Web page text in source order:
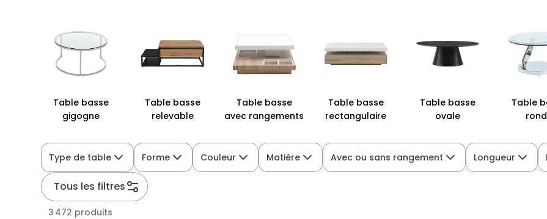
Table basse
gigogne
Table basse
relevable
Table basse
avec rangements
Table basse
rectangulaire
Table basse
ovale
Table
Type de table Forme Couleur Matière Avec ou sans rangement Longueur
Tous les filtres
3 472 produits